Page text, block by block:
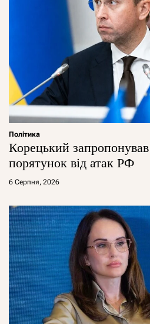
Політика
Корецький запропонував
порятунок від атак РФ
6 Серпня, 2026